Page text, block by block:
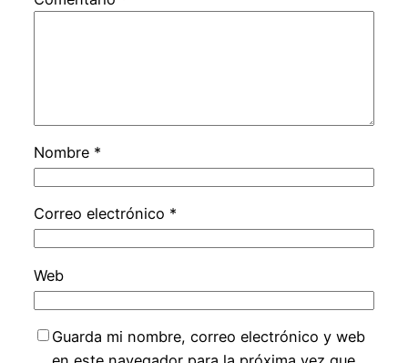
Nombre *
Correo electrónico *
Web
Guarda mi nombre, correo electrónico y web